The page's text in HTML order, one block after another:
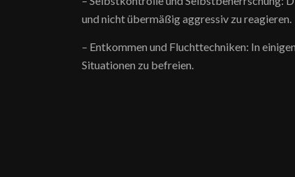
und nicht übermäßig aggressiv zu reagieren.
– Entkommen und Fluchttechniken: In
Situationen zu befreien.